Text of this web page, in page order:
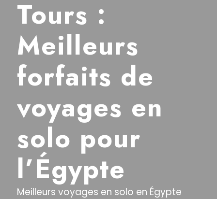
Tours :
Meilleurs
forfaits de
voyages en
solo pour
l’Égypte
Meilleurs voyages en solo en Égypte